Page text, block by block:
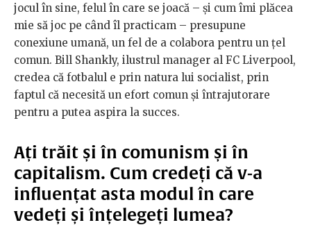
jocul în sine, felul în care se joacă – și cum îmi plăcea
mie să joc pe când îl practicam – presupune
conexiune umană, un fel de a colabora pentru un țel
comun. Bill Shankly, ilustrul manager al FC Liverpool,
credea că fotbalul e prin natura lui socialist, prin
faptul că necesită un efort comun și întrajutorare
pentru a putea aspira la succes.
Ați trăit și în comunism și în
capitalism. Cum credeți că v-a
influențat asta modul în care
vedeți și înțelegeți lumea?